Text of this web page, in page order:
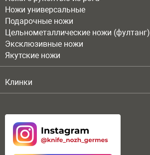
Ножи универсальные
Подарочные ножи
Цельнометаллические ножи (фултанг)
Эксклюзивные ножи
Якутские ножи
Клинки